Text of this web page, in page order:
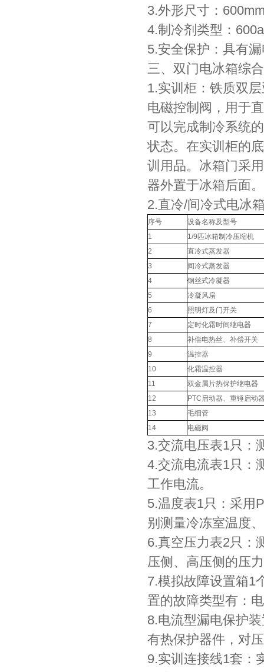
3.外形尺寸：
4.制冷剂类型：600a
5.安全保护：具有
三、双门电冰箱综
1.实训柜：铁质双
电磁控制阀，用于
可以完成制冷系统
状态。在实训柜的
训用品。冰箱门采
器外置于冰箱后面。
2.直冷/间冷式电冰
序号
设备名称及型号
1
1/9匹冰箱制冷压缩机
2
直冷式蒸发器
3
间冷式蒸发器
4
钢丝式冷凝器
5
冷凝风扇
6
照明灯及门开关
7
定时化霜时间继电器
8
补偿电热丝、补偿开关
9
温控器
10
化霜温控器
11
双金属片热保护继电器
12
PTC启动器、重锤启动
13
毛细管
14
电磁阀
3.交流电压表1只：
4.交流电流表1只：
工作电流。
5.温度表1只：采用
别测量冷冻室温度
6.真空压力表2只：
压侧、高压侧的压
7.模拟故障设置箱1
置的故障类型有：
8.电流型漏电保护
有热保护器件，对
9.实训连接线1套：